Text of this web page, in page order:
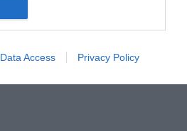
Data Access Privacy Policy